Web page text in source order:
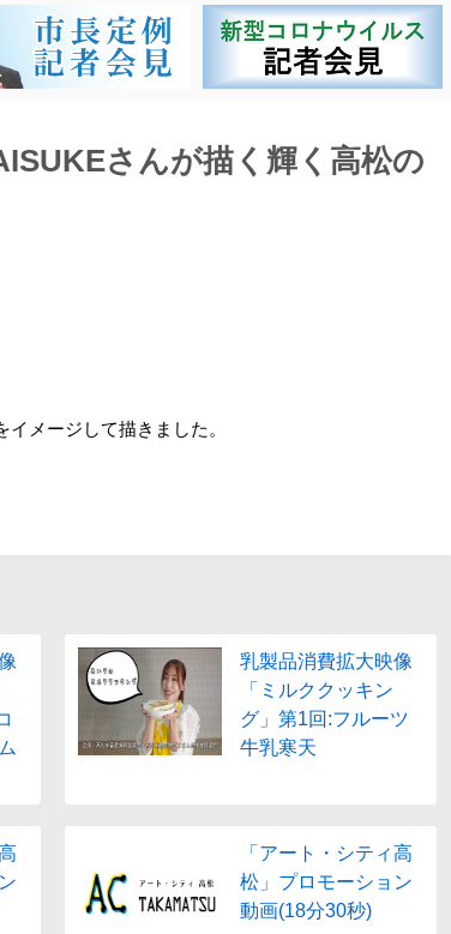
さんが描く輝く高松の
メージして描きました。
乳製品消費拡大映像
「ミルククッキン
グ」第1回:フルーツ
牛乳寒天
「アート・シティ高
松」プロモーション
動画(18分30秒)